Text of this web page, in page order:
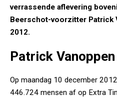
verrassende aflevering
Beerschot-voorzitter Patrick
2012.
Patrick
Op maandag 10 december
446.724 mensen af op Extra